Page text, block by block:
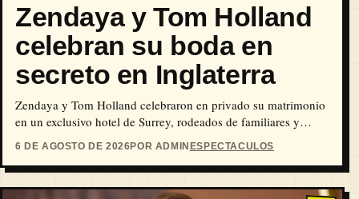
Zendaya y Tom Holland
celebran su boda en
secreto en Inglaterra
Zendaya y Tom Holland celebraron en privado su matrimonio
en un exclusivo hotel de Surrey, rodeados de familiares y
6 DE AGOSTO DE 2026POR ADMINESPECTACULOS